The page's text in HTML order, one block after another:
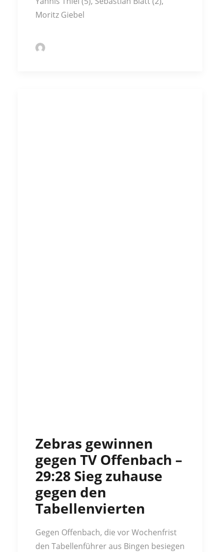
Moritz Giebel
Zebras gewinnen
gegen TV Offenbach –
29:28 Sieg zuhause
gegen den
Tabellenvierten
Gegen Offenbach, die vor Wochenfrist
den Tabellenführer aus Bingen besiegen